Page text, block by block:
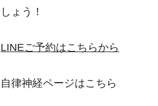
しょう！
LINEご予約はこちらから
自律神経ページはこちら